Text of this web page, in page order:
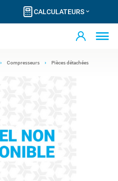
CALCULATEURS
Compresseurs Pièces détachées